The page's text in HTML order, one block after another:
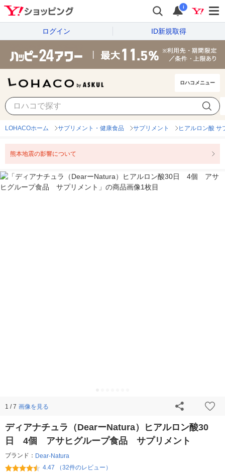
i
ログイン ID新規取得
ロハコメニュー
LOHACOホーム サプリメント・健康食品 サプリメント ヒアルロン酸 サ
熊本地震の影響について
1 / 7 画像を見る
ディアナチュラ（DearーNatura）ヒアルロン酸30
日 4個 アサヒグループ食品 サプリメント
ブランド： Dear-Natura
4.47 （32件のレビュー）